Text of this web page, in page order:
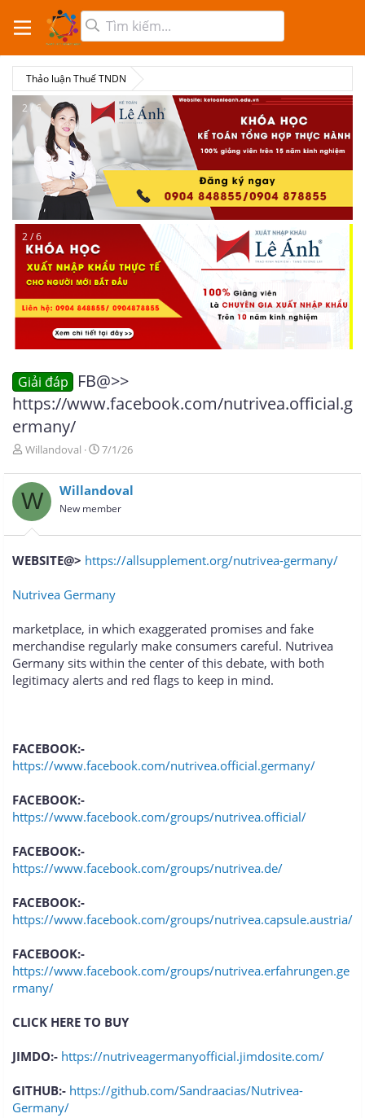
Thảo luận Thuế TNDN
2 / 6
2 / 6
Giải đáp
FB@>>
https://www.facebook.com/nutrivea.official.g
ermany/
T
r
e
a
d
s
a
t
r
Willandoval
N
à
y
g
i
7/1/26
W Willandoval
New member
WEBSITE@> https://allsupplement.org/nutrivea-germany/
Nutrivea Germany
marketplace, in which exaggerated promises and fake
merchandise regularly make consumers careful. Nutrivea
Germany sits within the center of this debate, with both
legitimacy alerts and red flags to keep in mind.
FACEBOOK:-
https://www.facebook.com/nutrivea.official.germany/
FACEBOOK:-
https://www.facebook.com/groups/nutrivea.official/
FACEBOOK:-
https://www.facebook.com/groups/nutrivea.de/
FACEBOOK:-
https://www.facebook.com/groups/nutrivea.capsule.austria/
FACEBOOK:-
https://www.facebook.com/groups/nutrivea.erfahrungen.ge
rmany/
CLICK HERE TO BUY
JIMDO:- https://nutriveagermanyofficial.jimdosite.com/
GITHUB:- https://github.com/Sandraacias/Nutrivea-
Germany/